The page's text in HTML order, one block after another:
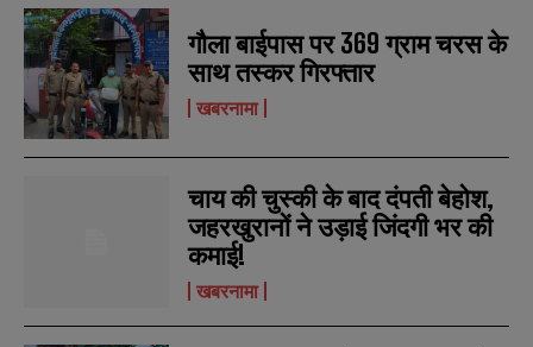
l
*
u
m
b
e
r
s
SUBMIT
l
*
u
m
b
e
r
s
SUBMIT
गौला बाईपास पर 369 ग्राम चरस के
साथ तस्कर गिरफ्तार
खबरनामा
चाय की चुस्की के बाद दंपती बेहोश,
जहरखुरानों ने उड़ाई जिंदगी भर की
कमाई!
खबरनामा